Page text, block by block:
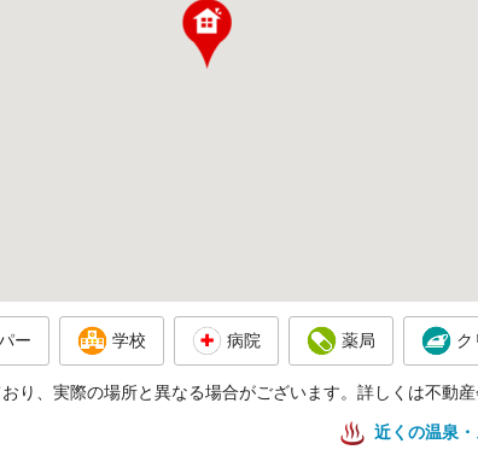
ー 学校 病院 薬局 ク
り、実際の場所と異なる場合がございます。詳しくは不動産
近くの温泉